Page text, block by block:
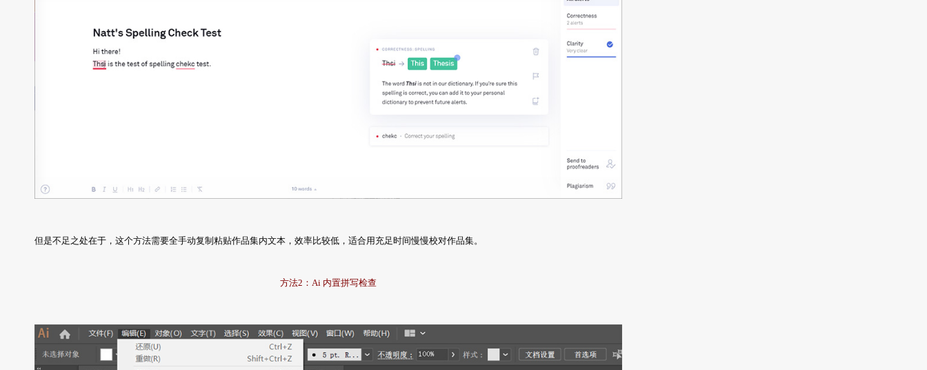
但是不足之处在于，这个方法需要全手动复制粘贴作品集内文本，效率比较低，适合用充足时间慢慢校对作品集。
方法2：Ai 内置拼写检查